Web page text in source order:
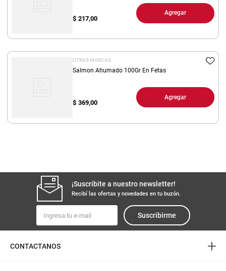
$ 217,00
Agregar
OTRAS MARCAS
Salmon Ahumado 100Gr En Fetas
$ 369,00
Agregar
¡Suscribite a nuestro newsletter!
Recibí las ofertas y novedades en tu buzón.
Suscribirme
CONTACTANOS +